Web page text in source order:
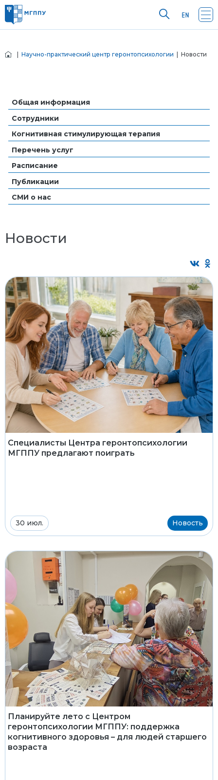
Научно-практический центр геронтопсихологии | Новости
Общая информация
Сотрудники
Когнитивная стимулирующая терапия
Перечень услуг
Расписание
Публикации
СМИ о нас
Новости
Специалисты Центра геронтопсихологии
МГППУ предлагают поиграть
30 июл. Новость
Планируйте лето с Центром
геронтопсихологии МГППУ: поддержка
когнитивного здоровья – для людей старшего
возраста